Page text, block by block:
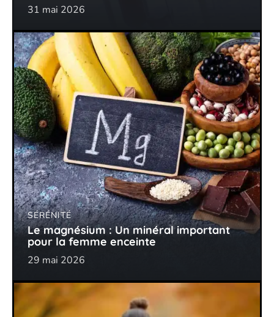
31 mai 2026
SÉRÉNITÉ
Le magnésium : Un minéral important
pour la femme enceinte
29 mai 2026